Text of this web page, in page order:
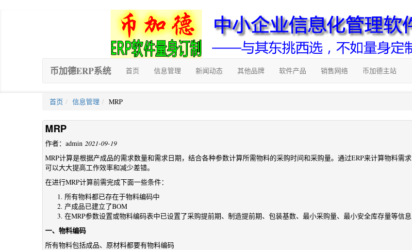
币加德ERP系统 首页 信息管理 新闻动态 其他品牌 软件产品 销售网络 币加德主站
首页 信息管理 MRP
MRP
作者：admin 2021-09-19
MRP计算是根据产成品的需求数量和需求日期，结合各种参数计算所需物料的采购时间和采购量。通过ERP来计算物料需求
可以大大提高工作效率和减少差错。
在进行MRP计算前需完成下面一些条件：
所有物料都已存在于物料编码中
产成品已建立了BOM
在MRP参数设置或物料编码表中已设置了采购提前期、制造提前期、包装基数、最小采购量、最小安全库存量等信息
一、物料编码
所有物料包括成品、原材料都要有物料编码